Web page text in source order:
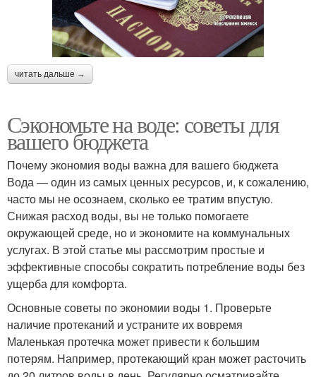
читать дальше →
Сэкономьте на воде: советы для
вашего бюджета
Почему экономия воды важна для вашего бюджета
Вода — один из самых ценных ресурсов, и, к сожалению,
часто мы не осознаем, сколько ее тратим впустую.
Снижая расход воды, вы не только помогаете
окружающей среде, но и экономите на коммунальных
услугах. В этой статье мы рассмотрим простые и
эффективные способы сократить потребление воды без
ущерба для комфорта.
Основные советы по экономии воды 1. Проверьте
наличие протеканий и устраните их вовремя
Маленькая протечка может привести к большим
потерям. Например, протекающий кран может расточить